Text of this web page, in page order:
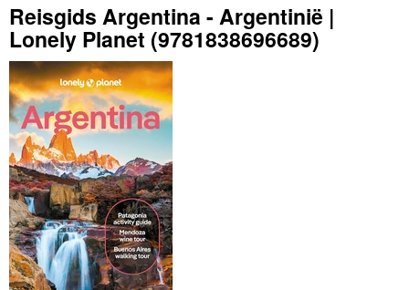
Reisgids Argentina - Argentinië |
Lonely Planet (9781838696689)